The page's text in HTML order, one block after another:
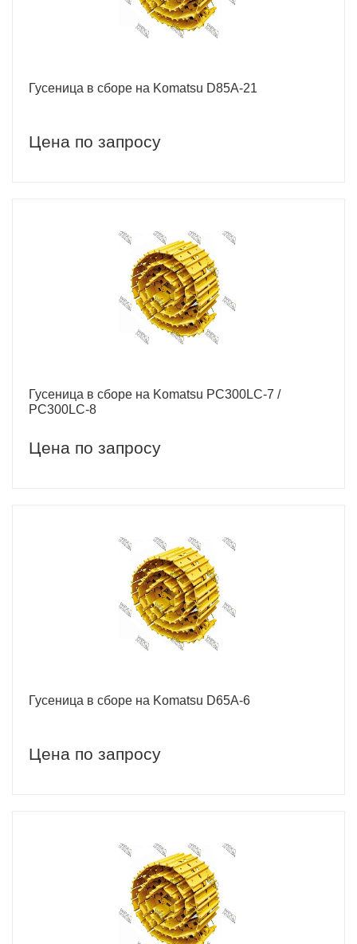
Гусеница в сборе на Komatsu D85A-21
Цена по запросу
Гусеница в сборе на Komatsu РС300LC-7 /
PC300LC-8
Цена по запросу
Гусеница в сборе на Komatsu D65A-6
Цена по запросу